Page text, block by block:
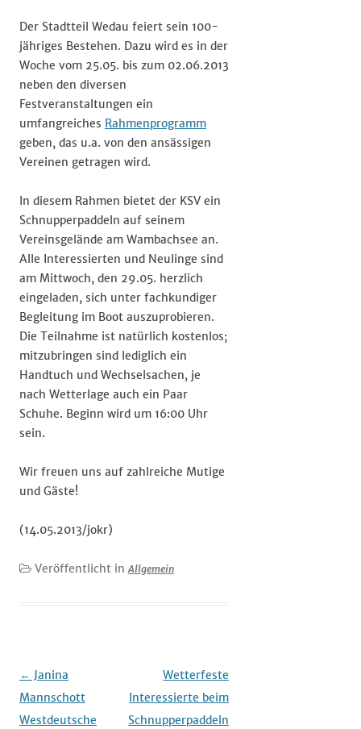
Der Stadtteil Wedau feiert sein 100-
jähriges Bestehen. Dazu wird es in der
Woche vom 25.05. bis zum 02.06.2013
neben den diversen
Festveranstaltungen ein
umfangreiches Rahmenprogramm
geben, das u.a. von den ansässigen
Vereinen getragen wird.
In diesem Rahmen bietet der KSV ein
Schnupperpaddeln auf seinem
Vereinsgelände am Wambachsee an.
Alle Interessierten und Neulinge sind
am Mittwoch, den 29.05. herzlich
eingeladen, sich unter fachkundiger
Begleitung im Boot auszuprobieren.
Die Teilnahme ist natürlich kostenlos;
mitzubringen sind lediglich ein
Handtuch und Wechselsachen, je
nach Wetterlage auch ein Paar
Schuhe. Beginn wird um 16:00 Uhr
sein.
Wir freuen uns auf zahlreiche Mutige
und Gäste!
(14.05.2013/jokr)
Veröffentlicht inAllgemein
Beitrags-
Navigation
← Janina
Mannschott
Westdeutsche
Wetterfeste
Interessierte beim
Schnupperpaddeln